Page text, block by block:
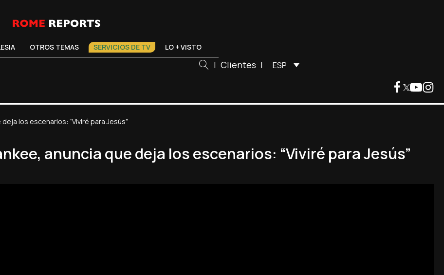
OTROS TEMAS SERVICIOS DE TV LO + VISTO
| Clientes | ESP
los escenarios: “Viviré para Jesús”
anuncia que deja los escenarios: “Viviré para Jesús”